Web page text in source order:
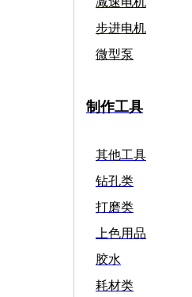
步进电机
微型泵
制作工具
其他工具
钻孔类
打磨类
上色用品
胶水
耗材类